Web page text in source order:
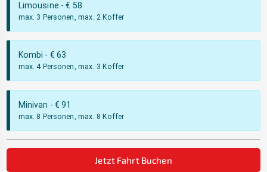
Limousine - € 58
max. 3 Personen, max. 2 Koffer
Kombi - € 63
max. 4 Personen, max. 3 Koffer
Minivan - €91
max. 8 Personen, max. 8 Koffer
Jetzt Fahrt Buchen